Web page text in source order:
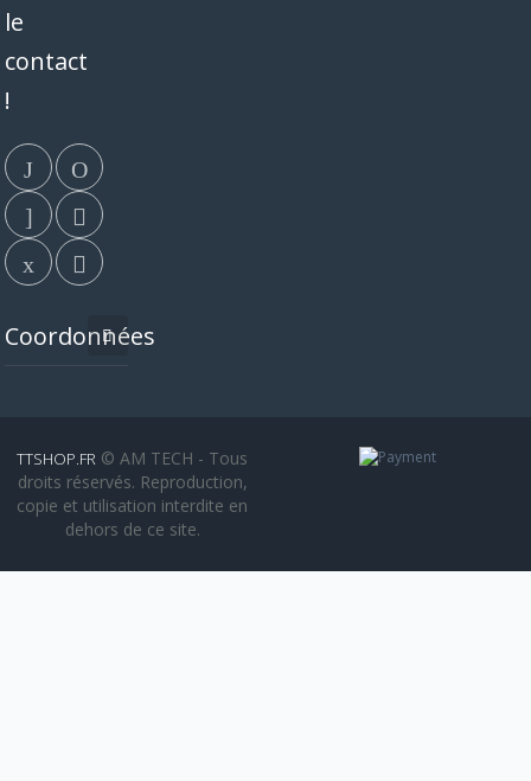
le
contact
!
Coordonnées
TTSHOP.FR © AM TECH - Tous
droits réservés. Reproduction,
copie et utilisation interdite en
dehors de ce site.